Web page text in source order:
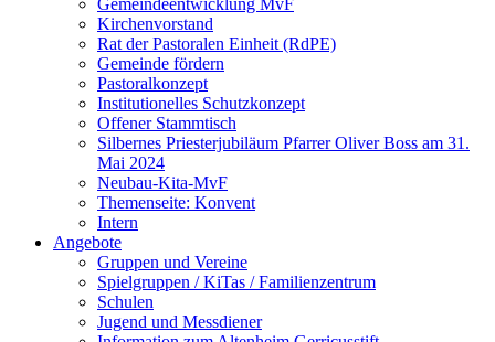
Gemeindeentwicklung MvF
Kirchenvorstand
Rat der Pastoralen Einheit (RdPE)
Gemeinde fördern
Pastoralkonzept
Institutionelles Schutzkonzept
Offener Stammtisch
Silbernes Priesterjubiläum Pfarrer Oliver Boss am 31.
Mai 2024
Neubau-Kita-MvF
Themenseite: Konvent
Intern
Angebote
Gruppen und Vereine
Spielgruppen / KiTas / Familienzentrum
Schulen
Jugend und Messdiener